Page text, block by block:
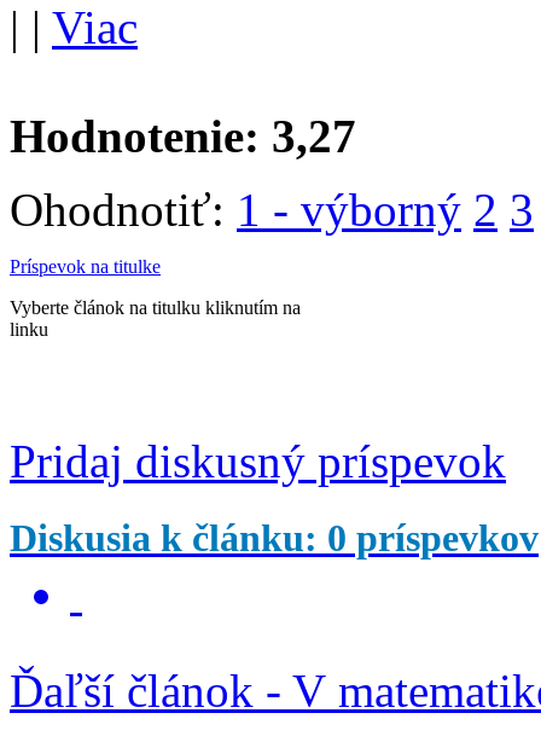
| | Viac
Hodnotenie: 3,27
Ohodnotiť: 1 - výborný 2 3
Príspevok na titulke
Vyberte článok na titulku kliknutím na
linku
Pridaj diskusný príspevok
Diskusia k článku: 0 príspevkov
Ďaľší článok - V